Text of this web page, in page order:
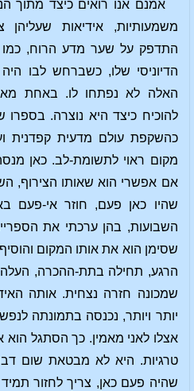
אמנם אנו רואים כיצד מתוך
משמעותיות, אידיאות שעליהן
התדפק על שער מדע הרוח,
הדיוניסי שלו, כשברחש לבו
האלה לא נפתחו לו. באחת
להוכיח כיצד היא נוצרה. בספרו
כהשקפת עולם מדעית קפדנית
מקום ראוי לתשומת-לב. כאן
אם אפשרי הוא שאותו הצירוף,
שהיו כאן פעם, חוזר אי-פעם
השבועות, בהן ערכתי את
שסימן הוא את אותו המקום
הרגע, תחילה בתת-ההכרה,
שמכונה חזרה נצחית. אותה
יותר ויותר, נכנסה בתמונתה
אצלו לאני מאמין. כך הסתגל
טרגיות. היא לא מבטאת שום
שהיה פעם כאן, צריך לחזור